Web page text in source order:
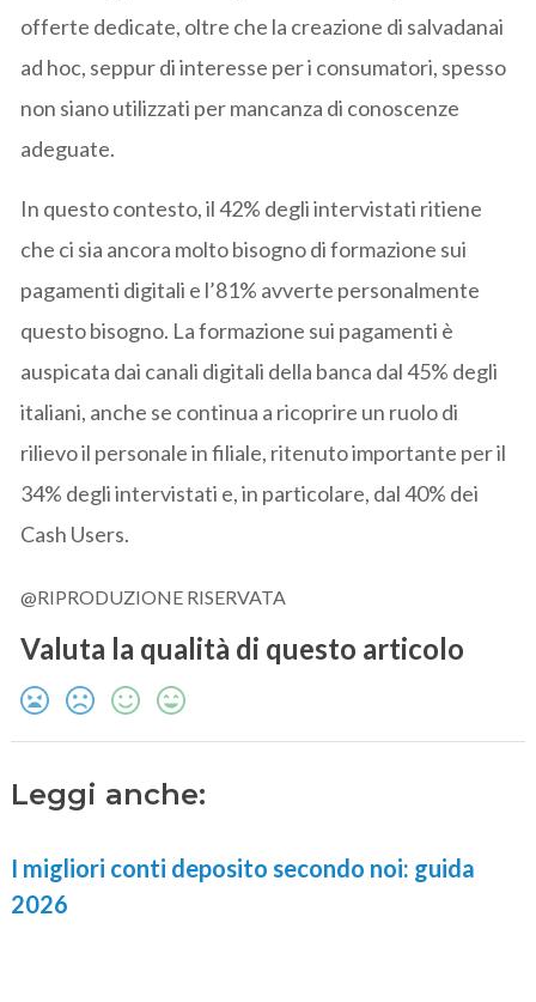
offerte dedicate, oltre che la creazione di salvadanai
ad hoc, seppur di interesse per i consumatori, spesso
non siano utilizzati per mancanza di conoscenze
adeguate.
In questo contesto, il 42% degli intervistati ritiene
che ci sia ancora molto bisogno di formazione sui
pagamenti digitali e l’81% avverte personalmente
questo bisogno. La formazione sui pagamenti è
auspicata dai canali digitali della banca dal 45% degli
italiani, anche se continua a ricoprire un ruolo di
rilievo il personale in filiale, ritenuto importante per il
34% degli intervistati e, in particolare, dal 40% dei
Cash Users.
@RIPRODUZIONE RISERVATA
Valuta la qualità di questo articolo
Leggi anche:
I migliori conti deposito secondo noi: guida
2026